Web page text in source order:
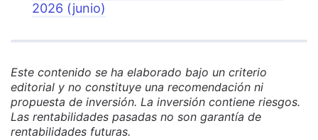
2026 (junio)
Este contenido se ha elaborado bajo un criterio
editorial y no constituye una recomendación ni
propuesta de inversión. La inversión contiene riesgos.
Las rentabilidades pasadas no son garantía de
rentabilidades futuras.